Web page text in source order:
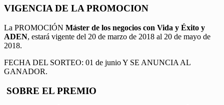
VIGENCIA DE LA PROMOCION
La PROMOCIÓN Máster de los negocios con Vida y Éxito y
ADEN, estará vigente del 20 de marzo de 2018 al 20 de mayo de
2018.
FECHA DEL SORTEO: 01 de junio Y SE ANUNCIA AL
GANADOR.
SOBRE EL PREMIO